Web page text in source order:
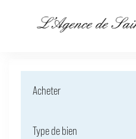
LOUER
BIENS
NOTRE
Acheter
Type de bien